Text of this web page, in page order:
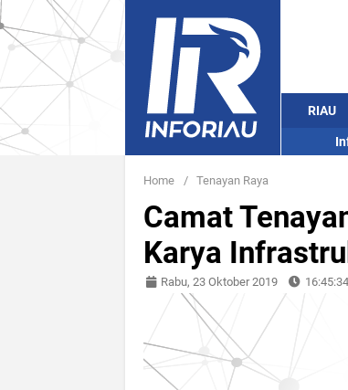
RIAU
Home / Tenayan Raya
Camat
Karya
Rabu, 23 Oktober 2019 16:45:34